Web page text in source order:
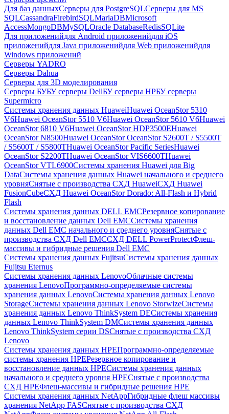
Для баз данныхСерверы для PostgreSQLСерверы для MS
SQLCassandraFirebirdSQLMariaDBMicrosoft
AccessMongoDBMySQLOracle DatabaseRedisSQLite
Для приложенийдля Android приложенийдля iOS
приложенийдля Java приложенийдля Web приложенийдля
Windows приложений
Серверы YADRO
Серверы Dahua
Серверы для 3D моделирования
Серверы БУБУ серверы DellБУ серверы HPБУ серверы
Supermicro
Системы хранения данных HuaweiHuawei OceanStor 5310
V6Huawei OceanStor 5510 V6Huawei OceanStor 5610 V6Huawei
OceanStor 6810 V6Huawei OceanStor HDP3500EHuawei
OceanStor N8500Huawei OceanStor OceanStor S2600T / S5500T
/ S5600T / S5800THuawei OceanStor Pacific SeriesHuawei
OceanStor S2200THuawei OceanStor VIS6600THuawei
OceanStor VTL6900Системы хранения Huawei для Big
DataСистемы хранения данных Huawei начального и среднего
уровняСнятые с производства СХД HuaweiСХД Huawei
FusionCubeСХД Huawei OceanStor Dorado: All-Flash и Hybrid
Flash
Системы хранения данных DELL EMCРезервное копирование
и восстановление данных Dell EMCСистемы хранения
данных Dell EMC начального и среднего уровняСнятые с
производства СХД Dell EMCСХД DELL PowerProtectФлеш-
массивы и гибридные решения Dell EMC
Системы хранения данных FujitsuСистемы хранения данных
Fujitsu Eternus
Системы хранения данных LenovoОблачные системы
хранения LenovoПрограммно-определяемые системы
хранения данных LenovoСистемы хранения данных Lenovo
StorageСистемы хранения данных Lenovo StorwizeСистемы
хранения данных Lenovo ThinkSystem DEСистемы хранения
данных Lenovo ThinkSystem DMСистемы хранения данных
Lenovo ThinkSystem серии DSСнятые с производства СХД
Lenovo
Системы хранения данных HPEПрограммно-определяемые
системы хранения HPEРезервное копирование и
восстановление данных HPEСистемы хранения данных
начального и среднего уровня HPEСнятые с производства
СХД HPEФлеш-массивы и гибридные решения HPE
Cистемы хранения данных NetAppГибридные флеш массивы
хранения NetApp FASСнятые с производства СХД